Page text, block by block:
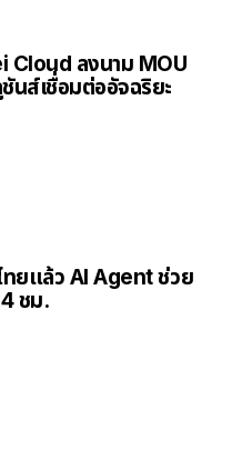
Cloud ลงนาม MOU
นส์เชื่อมต่ออัจฉริยะ
ทยแล้ว AI Agent ช่วย
ชม.